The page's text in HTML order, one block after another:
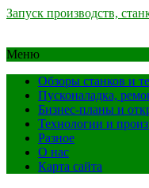
Запуск производств,
Меню
Обзоры станков и
Пусконаладка,
Бизнес-планы и
Технологии и
Разное
О нас
Карта сайта